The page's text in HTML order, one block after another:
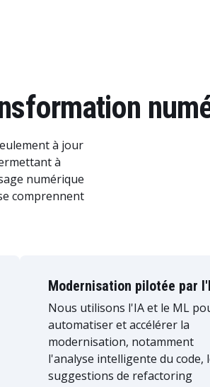
à jour
à
numérique
comprennent
Modernisation pilotée par
Nous utilisons l'IA et le ML
automatiser et accélérer la
modernisation, notamment
l'analyse intelligente du code,
suggestions de refactoring